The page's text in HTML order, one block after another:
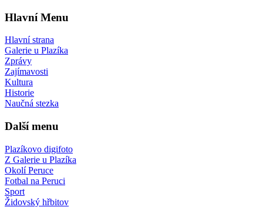
Hlavní Menu
Hlavní strana
Galerie u Plazíka
Zprávy
Zajímavosti
Kultura
Historie
Naučná stezka
Další menu
Plazíkovo digifoto
Z Galerie u Plazíka
Okolí Peruce
Fotbal na Peruci
Sport
Židovský hřbitov